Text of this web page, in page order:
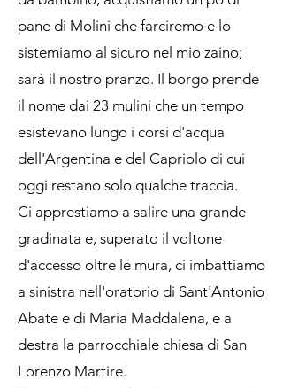
pane di Molini che farciremo e lo
sistemiamo al sicuro nel mio zaino;
sarà il nostro pranzo. Il borgo prende
il nome dai 23 mulini che un tempo
esistevano lungo i corsi d'acqua
dell'Argentina e del Capriolo di cui
oggi restano solo qualche traccia.
Ci apprestiamo a salire una grande
gradinata e, superato il voltone
d'accesso oltre le mura, ci imbattiamo
a sinistra nell'oratorio di Sant'Antonio
Abate e di Maria Maddalena, e a
destra la parrocchiale chiesa di San
Lorenzo Martire.